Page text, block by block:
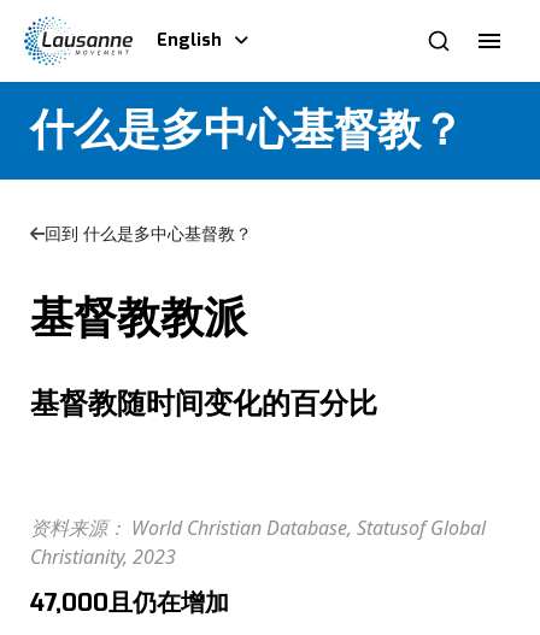
English
什么是多中心基督教？
回到 什么是多中心基督教？
基督教教派
基督教随时间变化的百分比
资料来源： World Christian Database, Statusof Global
Christianity, 2023
47,000且仍在增加